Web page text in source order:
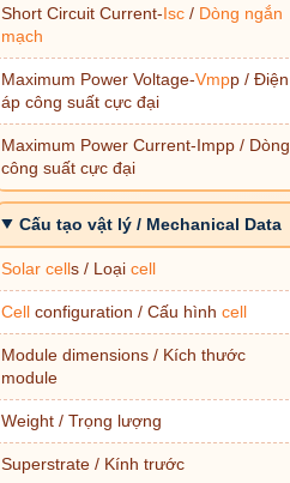
Short Circuit Current-Isc / Dòng ngắn
mạch
Maximum Power Voltage-Vmpp / Điện
áp công suất cực đại
Maximum Power Current-Impp / Dòng
công suất cực đại
Cấu tạo vật lý / Mechanical Data
Solar cells / Loạicell
Cell configuration / Cấu hìnhcell
Module dimensions / Kích thước
module
Weight / Trọng lượng
Superstrate / Kính trước